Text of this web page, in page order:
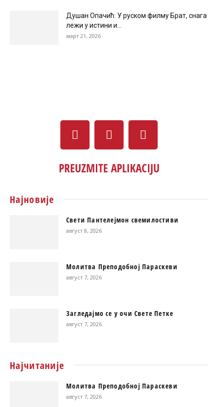
Душан Опачић: У руском филму Брат, снага
лежи у истини и...
март 21, 2026
PREUZMITE APLIKACIJU
Најновије
Свети Пантелејмон свемилостиви
август 8, 2026
Молитва Преподобној Параскеви
август 7, 2026
Загледајмо се у очи Свете Петке
август 7, 2026
Најчитаније
Молитва Преподобној Параскеви
август 7, 2026